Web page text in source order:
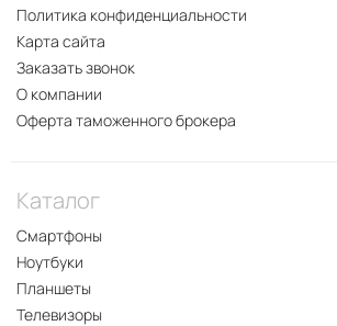
Политика конфиденциальности
Карта сайта
Заказать звонок
О компании
Оферта таможенного брокера
Каталог
Смартфоны
Ноутбуки
Планшеты
Телевизоры